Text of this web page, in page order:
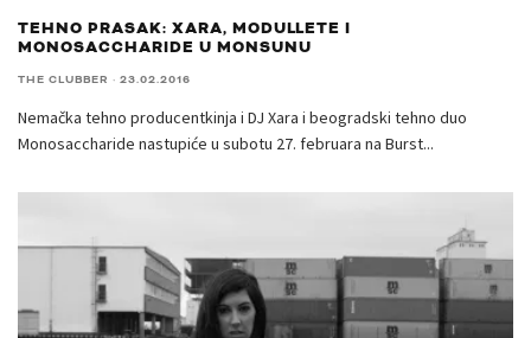
TEHNO PRASAK: XARA, MODULLETE I
MONOSACCHARIDE U MONSUNU
THE CLUBBER · 23.02.2016
Nemačka tehno producentkinja i DJ Xara i beogradski tehno duo
Monosaccharide nastupiće u subotu 27. februara na Burst...